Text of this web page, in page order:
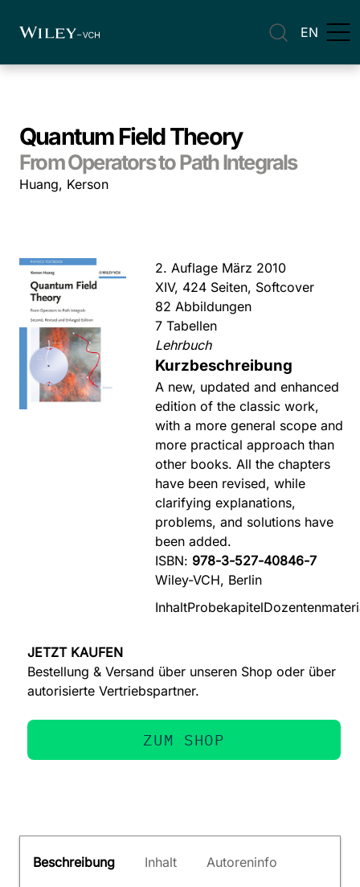
EN
Quantum Field Theory
From Operators to Path Integrals
Huang, Kerson
2. Auflage März 2010
XIV, 424 Seiten, Softcover
82 Abbildungen
7 Tabellen
Lehrbuch
Kurzbeschreibung
A new, updated and enhanced
edition of the classic work,
with a more general scope and
more practical approach than
other books. All the chapters
have been revised, while
clarifying explanations,
problems, and solutions have
been added.
ISBN: 978-3-527-40846-7
Wiley-VCH, Berlin
InhaltProbekapitel
JETZT KAUFEN
Bestellung & Versand über unseren Shop oder über
autorisierte Vertriebspartner.
ZUM SHOP
Beschreibung Inhalt Autoreninfo